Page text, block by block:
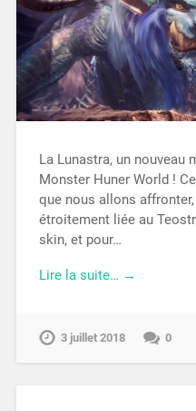
La Lunastra, un nouveau
Monster Huner World !
que nous allons
étroitement liée au
skin, et pour…
Lire la suite… →
3 juillet 2018 0